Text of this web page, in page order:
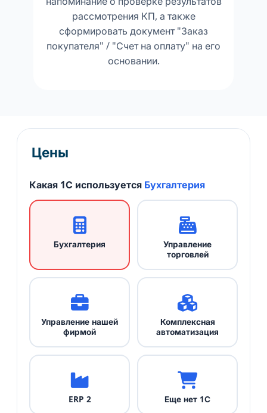
рассмотрения КП, а также
сформировать документ "Заказ
покупателя" / "Счет на оплату" на его
основании.
Цены
Какая 1С используется Бухгалтерия
Бухгалтерия
Управление
торговлей
Управление нашей
фирмой
Комплексная
автоматизация
ERP 2 Еще нет 1С